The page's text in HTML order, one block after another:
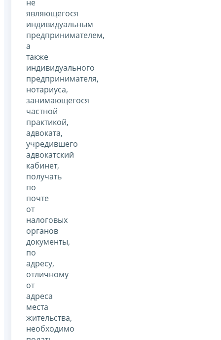
не
являющегося
индивидуальным
предпринимателем,
а
также
индивидуального
предпринимателя,
нотариуса,
занимающегося
частной
практикой,
адвоката,
учредившего
адвокатский
кабинет,
получать
по
почте
от
налоговых
органов
документы,
по
адресу,
отличному
от
адреса
места
жительства,
необходимо